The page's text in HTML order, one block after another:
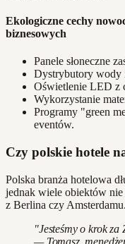
Ekologiczne cechy
biznesowych
Panele słoneczne
Dystrybutory wody
Oświetlenie LED z
Wykorzystanie
Programy "green
eventów.
Czy polskie hotele
Polska branża hotelowa
jednak wiele obiektów
z Berlina czy
"Jesteśmy o krok
— Tomasz,